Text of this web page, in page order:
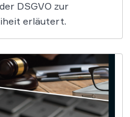
DSGVO zur
erläutert.